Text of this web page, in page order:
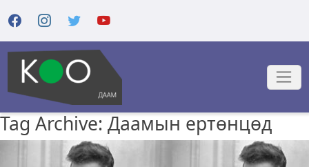
Tag Archive: Даамын ертөнцөд